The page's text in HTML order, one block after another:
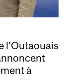
l’Outaouais
à